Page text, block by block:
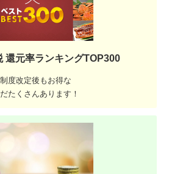
還元率ランキングTOP300
度改定後もお得な
たくさんあります！